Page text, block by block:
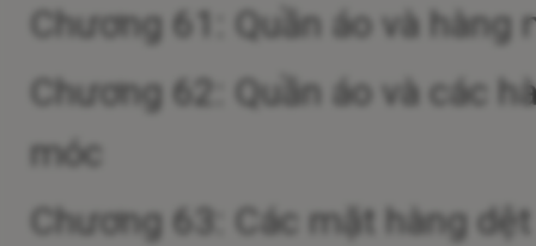
Chương 61: Quần áo và
Chương 62: Quần áo và các
móc
Chương 63: Các mặt hàng